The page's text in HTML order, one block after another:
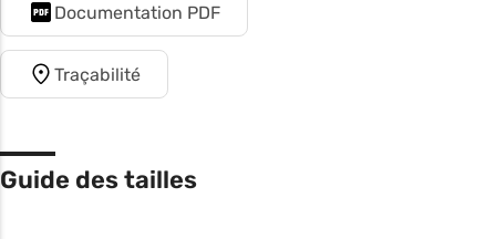
Documentation PDF
Traçabilité
Guide des tailles